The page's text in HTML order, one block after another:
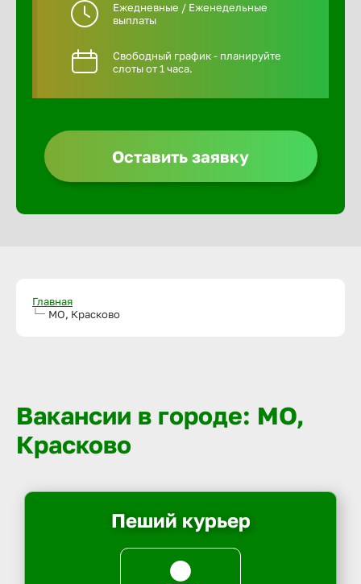
Ежедневные / Еженедельные
выплаты
Свободный график - планируйте
слоты от 1 часа.
Оставить заявку
Главная
МО, Красково
Вакансии в городе: МО,
Красково
Пеший курьер